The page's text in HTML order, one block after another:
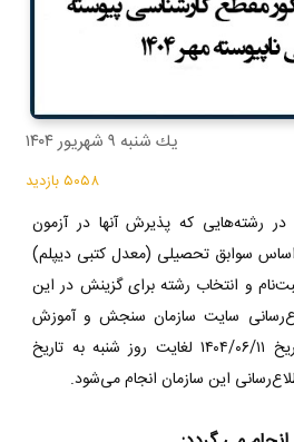
يك شنبه ۹ شهريور ۱۴۰۴
۵۰۵۸ بازدید
در رشته‌هایی که پذیرش آنها در آزمون
۱۴۰۴ صرفاً بر اساس سوابق تحصیلی (معدل کتبی دیپلم)
و انتخاب رشته برای گزینش در این
سایت سازمان سنجش و آموزش
کشور از روز سه‌شنبه به تاریخ ۱۴۰۴/۰۶/۱۱ لغایت روز شنبه به تاریخ